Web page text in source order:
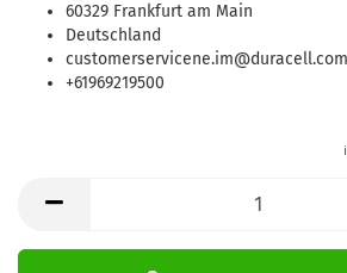
60329 Frankfurt am Main
Deutschland
customerservicene.im@duracell.com
+61969219500